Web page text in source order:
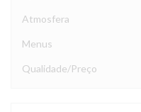
Atmosfera
Menus
Qualidade/Preço